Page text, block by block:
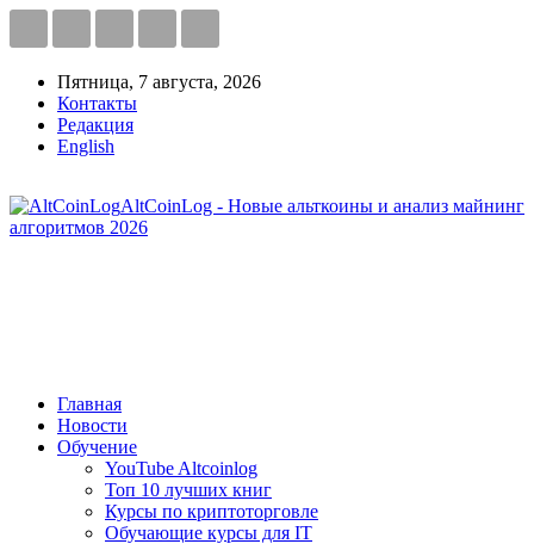
Пятница, 7 августа, 2026
Контакты
Редакция
English
AltCoinLog - Новые альткоины и анализ майнинг
алгоритмов 2026
Главная
Новости
Обучение
YouTube Altcoinlog
Топ 10 лучших книг
Курсы по криптоторговле
Обучающие курсы для IT